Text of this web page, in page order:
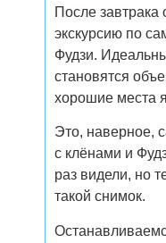
После
экскурсию по
Фудзи.
становятся
хорошие места
Это, наверное,
с клёнами и
раз видели, но
такой снимок.